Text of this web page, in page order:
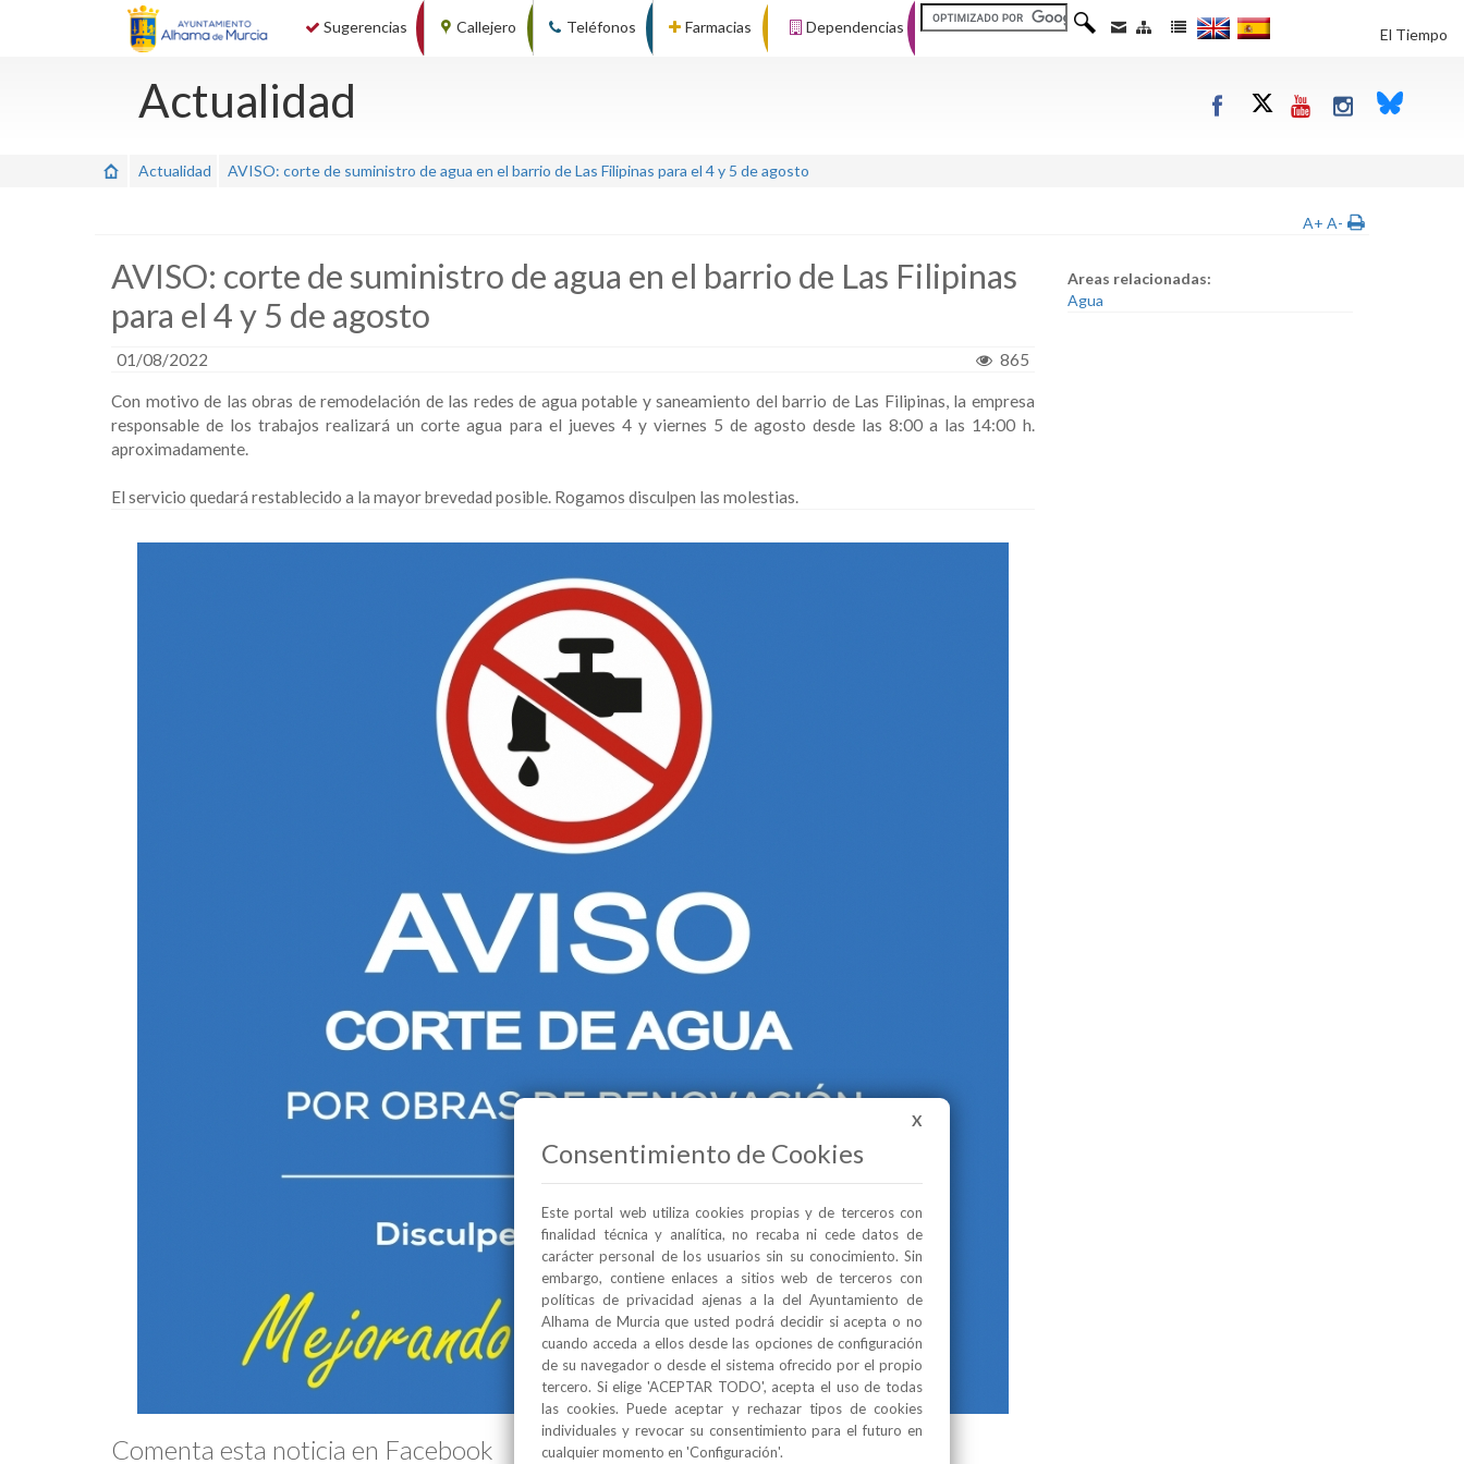
Sugerencias Callejero Teléfonos Farmacias Dependencias El Tiempo
Actualidad
Actualidad AVISO: corte de suministro de agua en el barrio de Las Filipinas para el 4 y 5 de agosto
A+ A-
AVISO: corte de suministro de agua en el barrio de Las Filipinas
para el 4 y 5 de agosto
01/08/2022 865
Con motivo de las obras de remodelación de las redes de agua potable y saneamiento del barrio de Las Filipinas, la empresa
responsable de los trabajos realizará un corte agua para el jueves 4 y viernes 5 de agosto desde las 8:00 a las 14:00 h.
aproximadamente.
El servicio quedará restablecido a la mayor brevedad posible. Rogamos disculpen las molestias.
Comenta esta noticia en Facebook
Areas relacionadas:
Agua
X
Consentimiento de Cookies
Este portal web utiliza cookies propias y de terceros con
finalidad técnica y analítica, no recaba ni cede datos de
carácter personal de los usuarios sin su conocimiento. Sin
embargo, contiene enlaces a sitios web de terceros con
políticas de privacidad ajenas a la del Ayuntamiento de
Alhama de Murcia que usted podrá decidir si acepta o no
cuando acceda a ellos desde las opciones de configuración
de su navegador o desde el sistema ofrecido por el propio
tercero. Si elige 'ACEPTAR TODO', acepta el uso de todas
las cookies. Puede aceptar y rechazar tipos de cookies
individuales y revocar su consentimiento para el futuro en
cualquier momento en 'Configuración'.